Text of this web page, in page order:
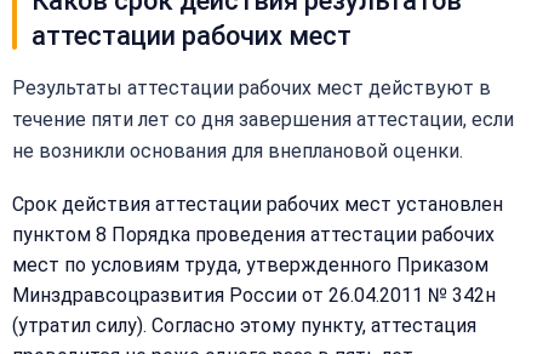
аттестации рабочих мест
Результаты аттестации рабочих мест действуют в
течение пяти лет со дня завершения аттестации, если
не возникли основания для внеплановой оценки.
Срок действия аттестации рабочих мест установлен
пунктом 8 Порядка проведения аттестации рабочих
мест по условиям труда, утвержденного Приказом
Минздравсоцразвития России от 26.04.2011 № 342н
(утратил силу). Согласно этому пункту, аттестация